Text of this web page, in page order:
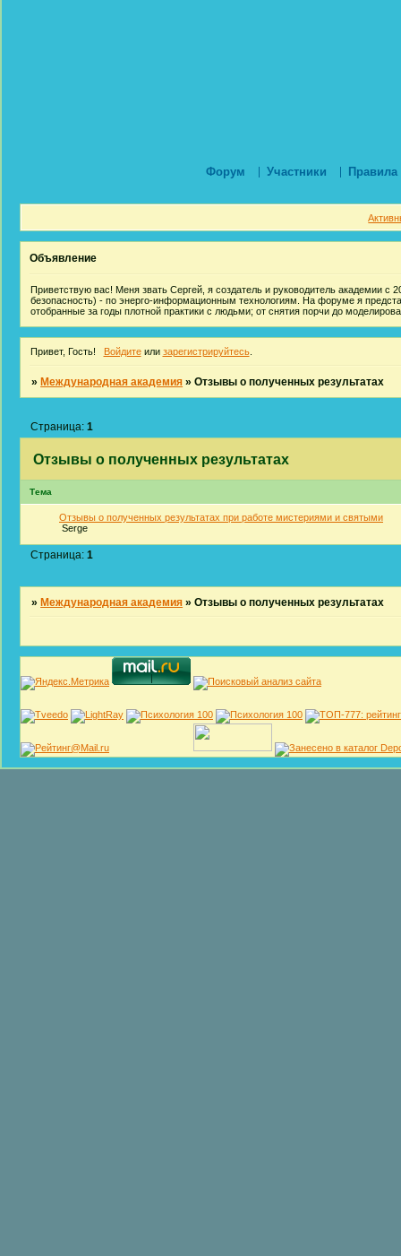
Форум Участники Правила
Объявление
Приветствую вас! Меня звать Сергей, я создатель и руководитель академии с
безопасность) - по энерго-информационным технологиям. На форуме я
отобранные за годы плотной практики с людьми; от снятия порчи до
Привет, Гость! Войдитеили зарегистрируйтесь.
»Международная академия »Отзывы о полученных результатах
Отзывы о полученных результатах
Страница:1
Тема
Отзывы о полученных результатах при работе мистериями и святыми
Serge
Страница:1
» Международная академия »Отзывы о полученных результатах